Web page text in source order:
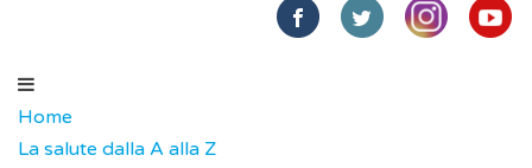
Home
La salute dalla A alla Z